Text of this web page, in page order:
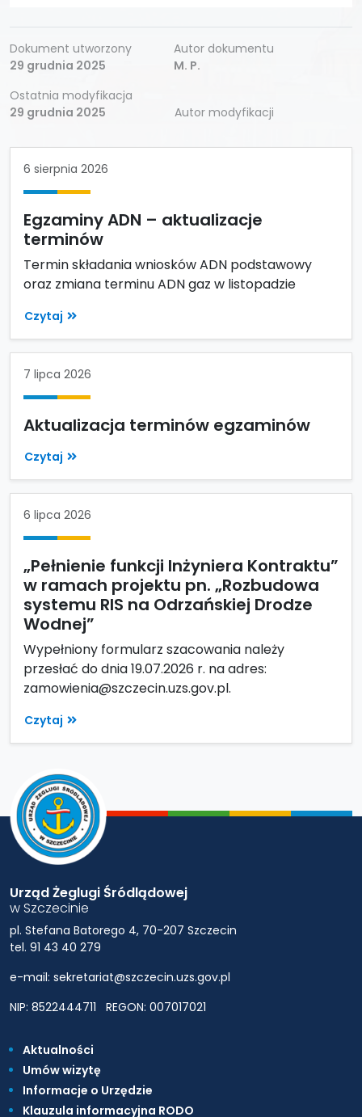
Dokument utworzony
29 grudnia 2025
Autor dokumentu
M. P.
Ostatnia modyfikacja
29 grudnia 2025
Autor modyfikacji
6 sierpnia 2026
Egzaminy ADN – aktualizacje
terminów
Termin składania wniosków ADN podstawowy
oraz zmiana terminu ADN gaz w listopadzie
Czytaj
7 lipca 2026
Aktualizacja terminów egzaminów
Czytaj
6 lipca 2026
„Pełnienie funkcji Inżyniera Kontraktu”
w ramach projektu pn. „Rozbudowa
systemu RIS na Odrzańskiej Drodze
Wodnej”
Wypełniony formularz szacowania należy
przesłać do dnia 19.07.2026 r. na adres:
zamowienia@szczecin.uzs.gov.pl.
Czytaj
Urząd Żeglugi Śródlądowej
w Szczecinie
pl. Stefana Batorego 4, 70-207 Szczecin
tel. 91 43 40 279
e-mail: sekretariat@szczecin.uzs.gov.pl
NIP: 8522444711
REGON: 007017021
Aktualności
Umów wizytę
Informacje o Urzędzie
Klauzula informacyjna RODO